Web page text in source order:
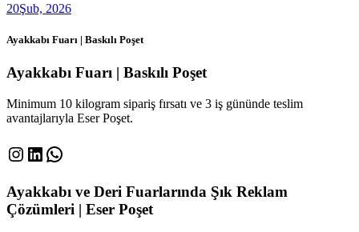
20Şub, 2026
Ayakkabı Fuarı | Baskılı Poşet
Ayakkabı Fuarı | Baskılı Poşet
Minimum 10 kilogram sipariş fırsatı ve 3 iş gününde teslim
avantajlarıyla Eser Poşet.
Instagram
LinkedIn
WhatsApp
Ayakkabı ve Deri Fuarlarında Şık Reklam
Çözümleri | Eser Poşet